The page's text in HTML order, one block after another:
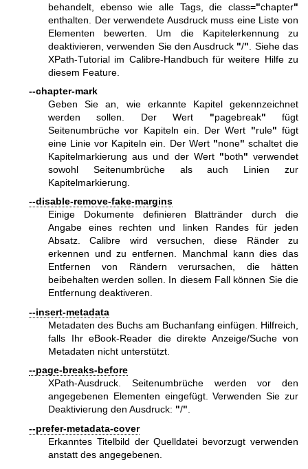
behandelt, ebenso wie alle Tags, die class="chapter"
enthalten. Der verwendete Ausdruck muss eine Liste von
Elementen bewerten. Um die Kapitelerkennung zu
deaktivieren, verwenden Sie den Ausdruck "/" . Siehe das
XPath-Tutorial im Calibre-Handbuch für weitere Hilfe zu
diesem Feature.
--chapter-mark
Geben Sie an, wie erkannte Kapitel gekennzeichnet
werden sollen. Der Wert "pagebreak" fügt
Seitenumbrüche vor Kapiteln ein. Der Wert "rule" fügt
eine Linie vor Kapiteln ein. Der Wert "none" schaltet die
Kapitelmarkierung aus und der Wert "both" verwendet
sowohl Seitenumbrüche als auch Linien zur
Kapitelmarkierung.
--disable-remove-fake-margins
Einige Dokumente definieren Blattränder durch die
Angabe eines rechten und linken Randes für jeden
Absatz. Calibre wird versuchen, diese Ränder zu
erkennen und zu entfernen. Manchmal kann dies das
Entfernen von Rändern verursachen, die hätten
beibehalten werden sollen. In diesem Fall können Sie die
Entfernung deaktiveren.
--insert-metadata
Metadaten des Buchs am Buchanfang einfügen. Hilfreich,
falls Ihr eBook-Reader die direkte Anzeige/Suche von
Metadaten nicht unterstützt.
--page-breaks-before
XPath-Ausdruck. Seitenumbrüche werden vor den
angegebenen Elementen eingefügt. Verwenden Sie zur
Deaktivierung den Ausdruck: "/"
--prefer-metadata-cover
Erkanntes Titelbild der Quelldatei bevorzugt verwenden
anstatt des angegebenen.